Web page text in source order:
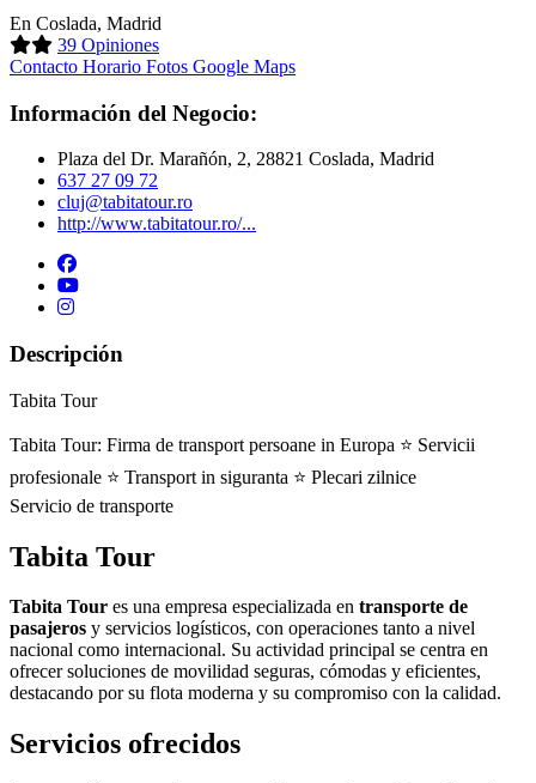
En Coslada, Madrid
39 Opiniones
Contacto Horario Fotos Google Maps
Información del Negocio:
Plaza del Dr. Marañón, 2, 28821 Coslada, Madrid
637 27 09 72
cluj@tabitatour.ro
http://www.tabitatour.ro/...
Descripción
Tabita Tour
Tabita Tour: Firma de transport persoane in Europa ⭐ Servicii
profesionale ⭐ Transport in siguranta ⭐ Plecari zilnice
Servicio de transporte
Tabita Tour
Tabita Tour es una empresa especializada en transporte de
pasajeros y servicios logísticos, con operaciones tanto a nivel
nacional como internacional. Su actividad principal se centra en
ofrecer soluciones de movilidad seguras, cómodas y eficientes,
destacando por su flota moderna y su compromiso con la calidad.
Servicios ofrecidos